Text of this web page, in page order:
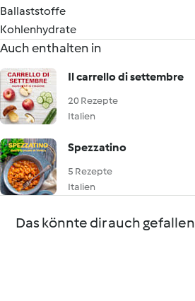
Ballaststoffe
Kohlenhydrate
Auch enthalten in
Il carrello di settembre
20 Rezepte
Italien
Spezzatino
5 Rezepte
Italien
Das könnte dir auch gefallen